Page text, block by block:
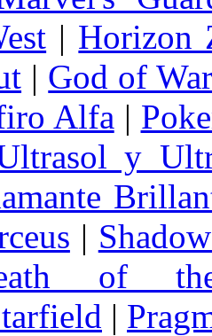
| Horizon
| God of
Alfa |
y
|
of
|